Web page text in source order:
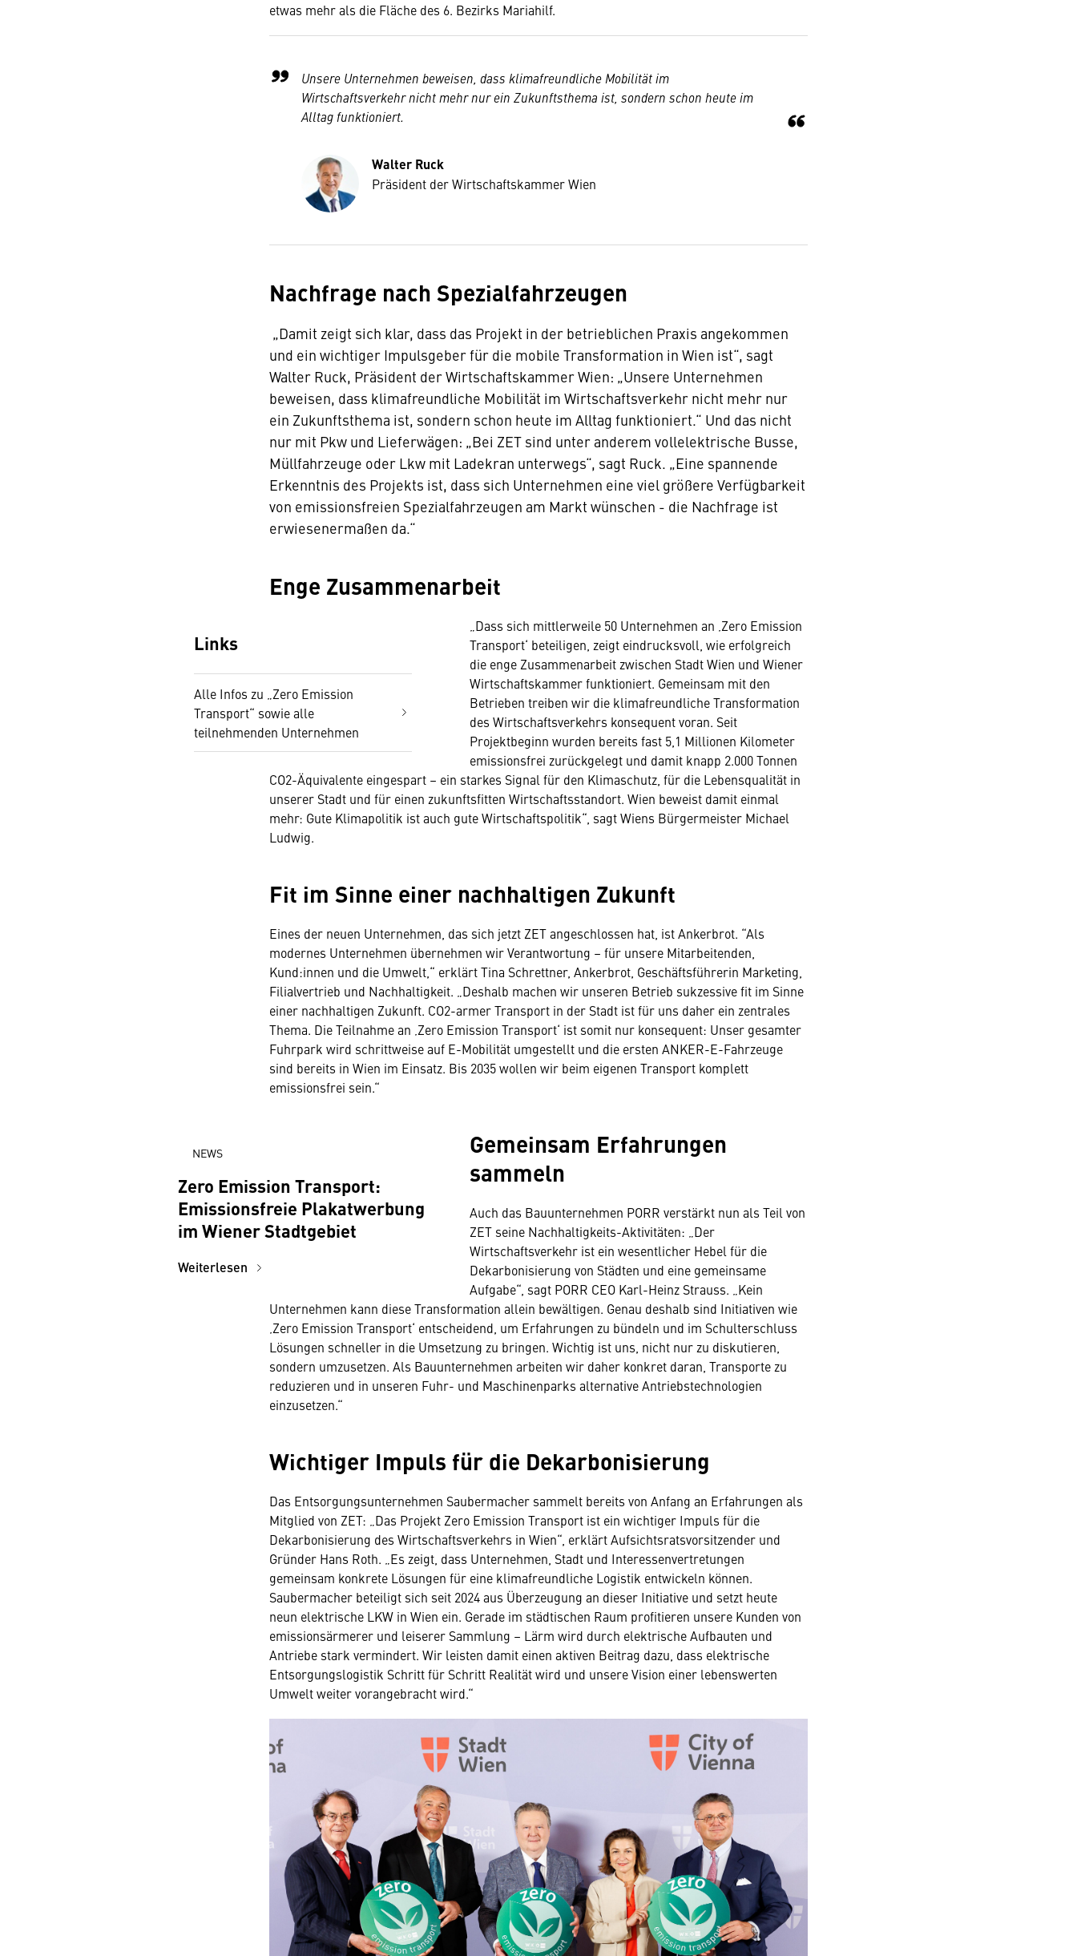
etwas mehr als die Fläche des 6. Bezirks Mariahilf.
Unsere Unternehmen beweisen, dass klimafreundliche Mobilität im
Wirtschaftsverkehr nicht mehr nur ein Zukunftsthema ist, sondern schon heute im
Alltag funktioniert.
Walter Ruck
Präsident der Wirtschaftskammer Wien
Nachfrage nach Spezialfahrzeugen
„Damit zeigt sich klar, dass das Projekt in der betrieblichen Praxis angekommen
und ein wichtiger Impulsgeber für die mobile Transformation in Wien ist“, sagt
Walter Ruck, Präsident der Wirtschaftskammer Wien: „Unsere Unternehmen
beweisen, dass klimafreundliche Mobilität im Wirtschaftsverkehr nicht mehr nur
ein Zukunftsthema ist, sondern schon heute im Alltag funktioniert.“ Und das nicht
nur mit Pkw und Lieferwägen: „Bei ZET sind unter anderem vollelektrische Busse,
Müllfahrzeuge oder Lkw mit Ladekran unterwegs“, sagt Ruck. „Eine spannende
Erkenntnis des Projekts ist, dass sich Unternehmen eine viel größere Verfügbarkeit
von emissionsfreien Spezialfahrzeugen am Markt wünschen - die Nachfrage ist
erwiesenermaßen da.“
Enge Zusammenarbeit
Links
Alle Infos zu „Zero Emission
Transport“ sowie alle
teilnehmenden Unternehmen
„Dass sich mittlerweile 50 Unternehmen an ‚Zero Emission
Transport‘ beteiligen, zeigt eindrucksvoll, wie erfolgreich
die enge Zusammenarbeit zwischen Stadt Wien und Wiener
Wirtschaftskammer funktioniert. Gemeinsam mit den
Betrieben treiben wir die klimafreundliche Transformation
des Wirtschaftsverkehrs konsequent voran. Seit
Projektbeginn wurden bereits fast 5,1 Millionen Kilometer
emissionsfrei zurückgelegt und damit knapp 2.000 Tonnen
CO2-Äquivalente eingespart – ein starkes Signal für den Klimaschutz, für die Lebensqualität in
unserer Stadt und für einen zukunftsfitten Wirtschaftsstandort. Wien beweist damit einmal
mehr: Gute Klimapolitik ist auch gute Wirtschaftspolitik“, sagt Wiens Bürgermeister Michael
Ludwig.
Fit im Sinne einer nachhaltigen Zukunft
Eines der neuen Unternehmen, das sich jetzt ZET angeschlossen hat, ist Ankerbrot. “Als
modernes Unternehmen übernehmen wir Verantwortung – für unsere Mitarbeitenden,
Kund:innen und die Umwelt,“ erklärt Tina Schrettner, Ankerbrot, Geschäftsführerin Marketing,
Filialvertrieb und Nachhaltigkeit. „Deshalb machen wir unseren Betrieb sukzessive fit im Sinne
einer nachhaltigen Zukunft. CO2-armer Transport in der Stadt ist für uns daher ein zentrales
Thema. Die Teilnahme an ‚Zero Emission Transport‘ ist somit nur konsequent: Unser gesamter
Fuhrpark wird schrittweise auf E-Mobilität umgestellt und die ersten ANKER-E-Fahrzeuge
sind bereits in Wien im Einsatz. Bis 2035 wollen wir beim eigenen Transport komplett
emissionsfrei sein.“
NEWS
Zero Emission Transport:
Emissionsfreie Plakatwerbung
im Wiener Stadtgebiet
Weiterlesen
Gemeinsam Erfahrungen
sammeln
Auch das Bauunternehmen PORR verstärkt nun als Teil von
ZET seine Nachhaltigkeits-Aktivitäten: „Der
Wirtschaftsverkehr ist ein wesentlicher Hebel für die
Dekarbonisierung von Städten und eine gemeinsame
Aufgabe“, sagt PORR CEO Karl-Heinz Strauss. „Kein
Unternehmen kann diese Transformation allein bewältigen. Genau deshalb sind Initiativen wie
‚Zero Emission Transport‘ entscheidend, um Erfahrungen zu bündeln und im Schulterschluss
Lösungen schneller in die Umsetzung zu bringen. Wichtig ist uns, nicht nur zu diskutieren,
sondern umzusetzen. Als Bauunternehmen arbeiten wir daher konkret daran, Transporte zu
reduzieren und in unseren Fuhr- und Maschinenparks alternative Antriebstechnologien
einzusetzen.“
Wichtiger Impuls für die Dekarbonisierung
Das Entsorgungsunternehmen Saubermacher sammelt bereits von Anfang an Erfahrungen als
Mitglied von ZET: „Das Projekt Zero Emission Transport ist ein wichtiger Impuls für die
Dekarbonisierung des Wirtschaftsverkehrs in Wien“, erklärt Aufsichtsratsvorsitzender und
Gründer Hans Roth. „Es zeigt, dass Unternehmen, Stadt und Interessenvertretungen
gemeinsam konkrete Lösungen für eine klimafreundliche Logistik entwickeln können.
Saubermacher beteiligt sich seit 2024 aus Überzeugung an dieser Initiative und setzt heute
neun elektrische LKW in Wien ein. Gerade im städtischen Raum profitieren unsere Kunden von
emissionsärmerer und leiserer Sammlung – Lärm wird durch elektrische Aufbauten und
Antriebe stark vermindert. Wir leisten damit einen aktiven Beitrag dazu, dass elektrische
Entsorgungslogistik Schritt für Schritt Realität wird und unsere Vision einer lebenswerten
Umwelt weiter vorangebracht wird.“